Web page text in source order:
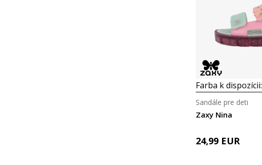
Farba k dispozícii:
Zaxy Nina
Sandále pre deti
24,99 EUR